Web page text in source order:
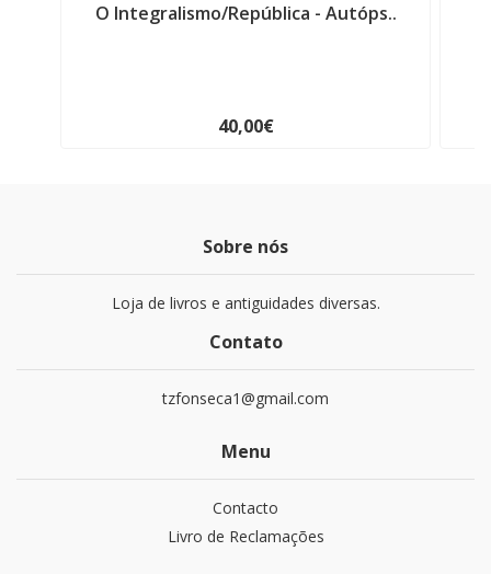
O Integralismo/República - Autóps..
40,00€
Sobre nós
Loja de livros e antiguidades diversas.
Contato
tzfonseca1@gmail.com
Menu
Contacto
Livro de Reclamações